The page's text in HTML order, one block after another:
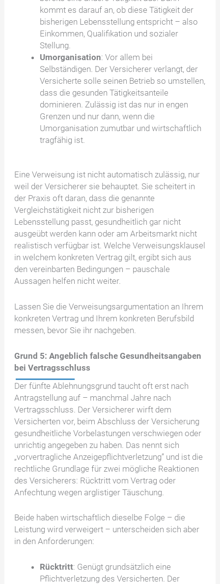
kommt es darauf an, ob diese Tätigkeit der
bisherigen Lebensstellung entspricht – also
Einkommen, Qualifikation und sozialer
Stellung.
Umorganisation: Vor allem bei
Selbständigen. Der Versicherer verlangt, der
Versicherte solle seinen Betrieb so umstellen,
dass die gesunden Tätigkeitsanteile
dominieren. Zulässig ist das nur in engen
Grenzen und nur dann, wenn die
Umorganisation zumutbar und wirtschaftlich
tragfähig ist.
Eine Verweisung ist nicht automatisch zulässig, nur
weil der Versicherer sie behauptet. Sie scheitert in
der Praxis oft daran, dass die genannte
Vergleichstätigkeit nicht zur bisherigen
Lebensstellung passt, gesundheitlich gar nicht
ausgeübt werden kann oder am Arbeitsmarkt nicht
realistisch verfügbar ist. Welche Verweisungsklausel
in welchem konkreten Vertrag gilt, ergibt sich aus
den vereinbarten Bedingungen – pauschale
Aussagen helfen nicht weiter.
Lassen Sie die Verweisungsargumentation an Ihrem
konkreten Vertrag und Ihrem konkreten Berufsbild
messen, bevor Sie ihr nachgeben.
Grund 5: Angeblich falsche Gesundheitsangaben
bei Vertragsschluss
Der fünfte Ablehnungsgrund taucht oft erst nach
Antragstellung auf – manchmal Jahre nach
Vertragsschluss. Der Versicherer wirft dem
Versicherten vor, beim Abschluss der Versicherung
gesundheitliche Vorbelastungen verschwiegen oder
unrichtig angegeben zu haben. Das nennt sich
„vorvertragliche Anzeigepflichtverletzung” und ist die
rechtliche Grundlage für zwei mögliche Reaktionen
des Versicherers: Rücktritt vom Vertrag oder
Anfechtung wegen arglistiger Täuschung.
Beide haben wirtschaftlich dieselbe Folge – die
Leistung wird verweigert – unterscheiden sich aber
in den Anforderungen:
Rücktritt: Genügt grundsätzlich eine
Pflichtverletzung des Versicherten. Der